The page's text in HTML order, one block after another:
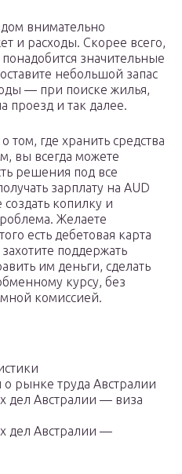
внимательно
и расходы. Скорее всего,
значительные
небольшой запас
— при поиске жилья,
проезд и так далее.
том, где хранить средства
вы всегда можете
решения под все
зарплату на AUD
копилку и
Желаете
есть дебетовая карта
поддержать
им деньги, сделать
курсу, без
комиссией.
рынке труда Австралии
дел Австралии — виза
дел Австралии —